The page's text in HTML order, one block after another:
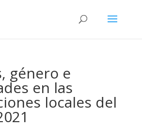
género e
en las
locales del